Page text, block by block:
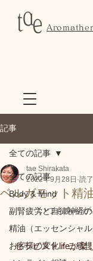
記事
全ての記事
Body & Mind
副腎疲労と自律神経
精油（エッセンシャル
お客様の変化・ご感想
全ての記事
ベルガモット精
tae Shirakata
2022年9月28日 読
いつもあり
セラピストlifeが楽